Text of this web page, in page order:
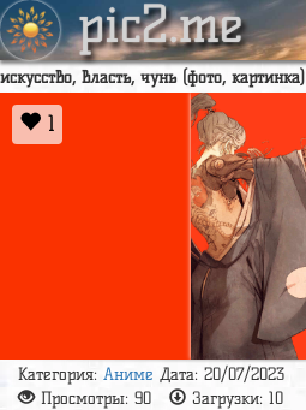
pic2.me
искусство, власть, чунь (фото, картинка)
1
Категория: Аниме Дата: 20/07/2023
Просмотры: 90 Загрузки: 10